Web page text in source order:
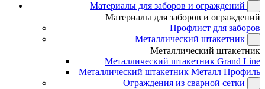
Материалы для заборов и ограждений
Материалы для заборов и ограждений
Профлист для заборов
Металлический штакетник
Металлический штакетник
Металлический штакетник Grand Line
Металлический штакетник Металл Профиль
Ограждения из сварной сетки